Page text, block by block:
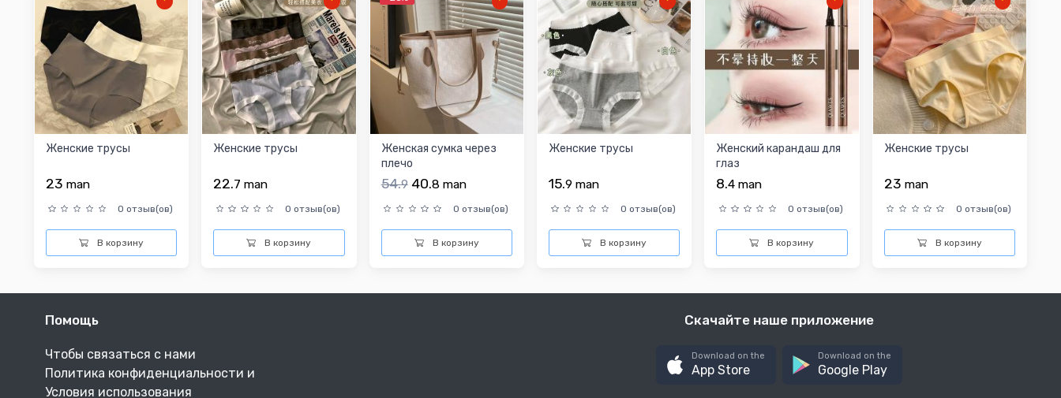
Женские трусы
23 man
0 отзыв(ов)
В корзину
Женские трусы
22.7 man
0 отзыв(ов)
В корзину
Женская сумка через
плечо
54.9 40.8 man
0 отзыв(ов)
В корзину
Женские трусы
15.9 man
0 отзыв(ов)
В корзину
Женский карандаш для
глаз
8.4 man
0 отзыв(ов)
В корзину
Женские трусы
23 man
0 отзыв(ов)
В корзину
Помощь
Чтобы связаться с нами
Политика конфиденциальности и
Условия использования
Скачайте наше приложение
Download on the
App Store
Download on the
Google Play